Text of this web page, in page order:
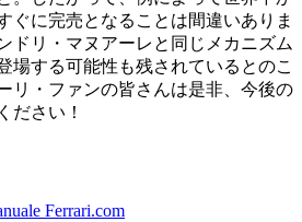
ぐに完売となることは間違いありま
ドリ・マヌアーレと同じメカニズム
場する可能性も残されているとのこ
リ・ファンの皆さんは是非、今後の
ださい！
Ferrari.com